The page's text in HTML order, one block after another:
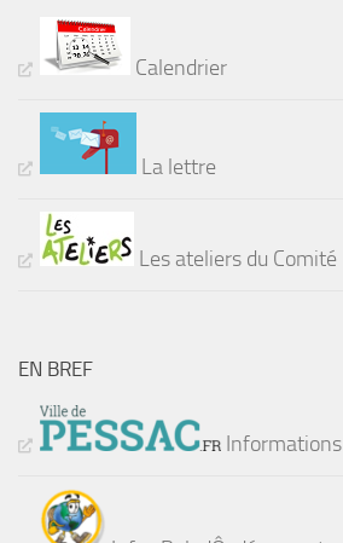
Calendrier
La lettre
Les ateliers du Comité
EN BREF
Informations